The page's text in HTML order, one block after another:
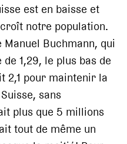
est en baisse et
notre population.
Buchmann, qui
1,29, le plus bas de
2,1 pour maintenir la
sans
plus que 5 millions
tout de même un